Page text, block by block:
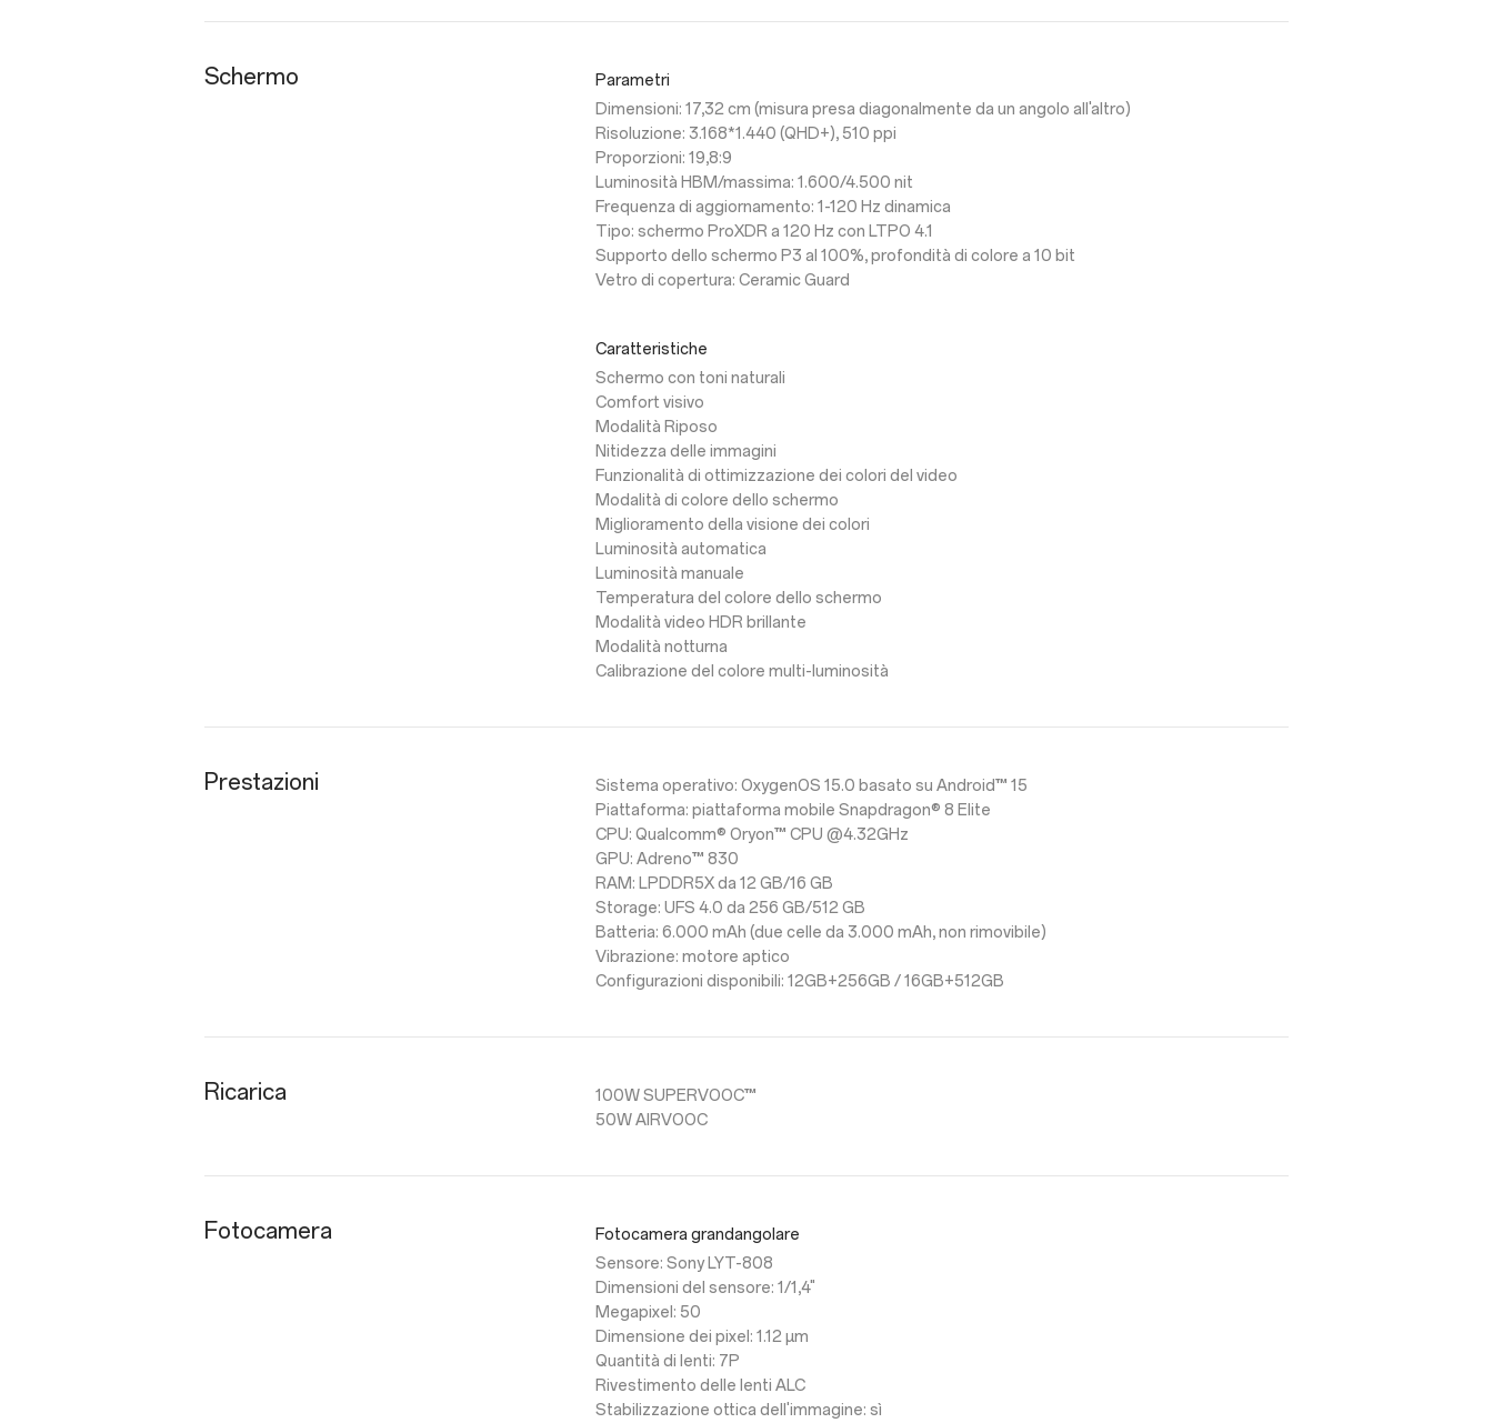
Schermo
Parametri
Dimensioni: 17,32 cm (misura presa diagonalmente da un angolo all'altro)
Risoluzione: 3.168*1.440 (QHD+), 510 ppi
Proporzioni: 19,8:9
Luminosità HBM/massima: 1.600/4.500 nit
Frequenza di aggiornamento: 1-120 Hz dinamica
Tipo: schermo ProXDR a 120 Hz con LTPO 4.1
Supporto dello schermo P3 al 100%, profondità di colore a 10 bit
Vetro di copertura: Ceramic Guard
Caratteristiche
Schermo con toni naturali
Comfort visivo
Modalità Riposo
Nitidezza delle immagini
Funzionalità di ottimizzazione dei colori del video
Modalità di colore dello schermo
Miglioramento della visione dei colori
Luminosità automatica
Luminosità manuale
Temperatura del colore dello schermo
Modalità video HDR brillante
Modalità notturna
Calibrazione del colore multi-luminosità
Prestazioni
Sistema operativo: OxygenOS 15.0 basato su Android™ 15
Piattaforma: piattaforma mobile Snapdragon® 8 Elite
CPU: Qualcomm® Oryon™ CPU @4.32GHz
GPU: Adreno™ 830
RAM: LPDDR5X da 12 GB/16 GB
Storage: UFS 4.0 da 256 GB/512 GB
Batteria: 6.000 mAh (due celle da 3.000 mAh, non rimovibile)
Vibrazione: motore aptico
Configurazioni disponibili: 12GB+256GB / 16GB+512GB
Ricarica
100W SUPERVOOC™
50W AIRVOOC
Fotocamera
Fotocamera grandangolare
Sensore: Sony LYT-808
Dimensioni del sensore: 1/1,4"
Megapixel: 50
Dimensione dei pixel: 1.12 µm
Quantità di lenti: 7P
Rivestimento delle lenti ALC
Stabilizzazione ottica dell'immagine: sì